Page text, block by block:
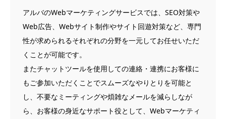
アルバのWebマーケティングサービスでは、SEO対策や
Web広告、Webサイト制作やサイト回遊対策など、専門
性が求められるそれぞれの分野を一元してお任せいただ
くことが可能です。
またチャットツールを使用しての連絡・連携にお客様に
もご参加いただくことでスムーズなやりとりを可能と
し、不要なミーティングや煩雑なメールを減らしなが
ら、お客様の身近なサポート役として、Webマーケティ